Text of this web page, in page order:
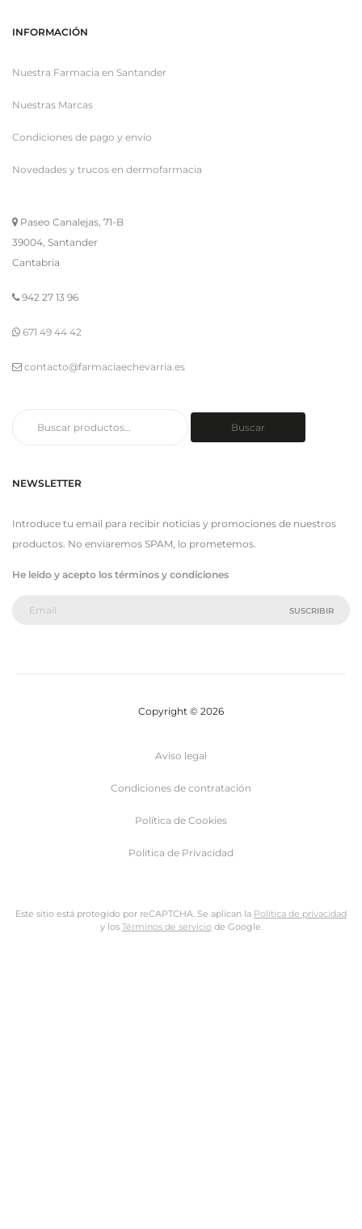
INFORMACIÓN
Nuestra Farmacia en Santander
Nuestras Marcas
Condiciones de pago y envío
Novedades y trucos en dermofarmacia
Paseo Canalejas, 71-B
39004, Santander
Cantabria
942 27 13 96
671 49 44 42
contacto@farmaciaechevarria.es
Buscar
NEWSLETTER
Introduce tu email para recibir noticias y promociones de nuestros
productos. No enviaremos SPAM, lo prometemos.
He leído y acepto los términos y condiciones
Copyright © 2026
Aviso legal
Condiciones de contratación
Política de Cookies
Politica de Privacidad
Este sitio está protegido por reCAPTCHA. Se aplican la Política de privacidad
y los Términos de serviciode Google.